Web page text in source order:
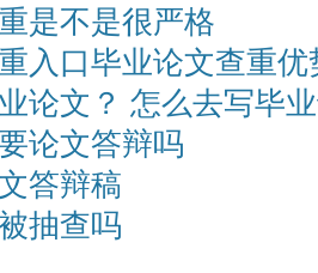
是不是很严格
入口毕业论文查重优
论文？ 怎么去写毕
论文答辩吗
答辩稿
抽查吗